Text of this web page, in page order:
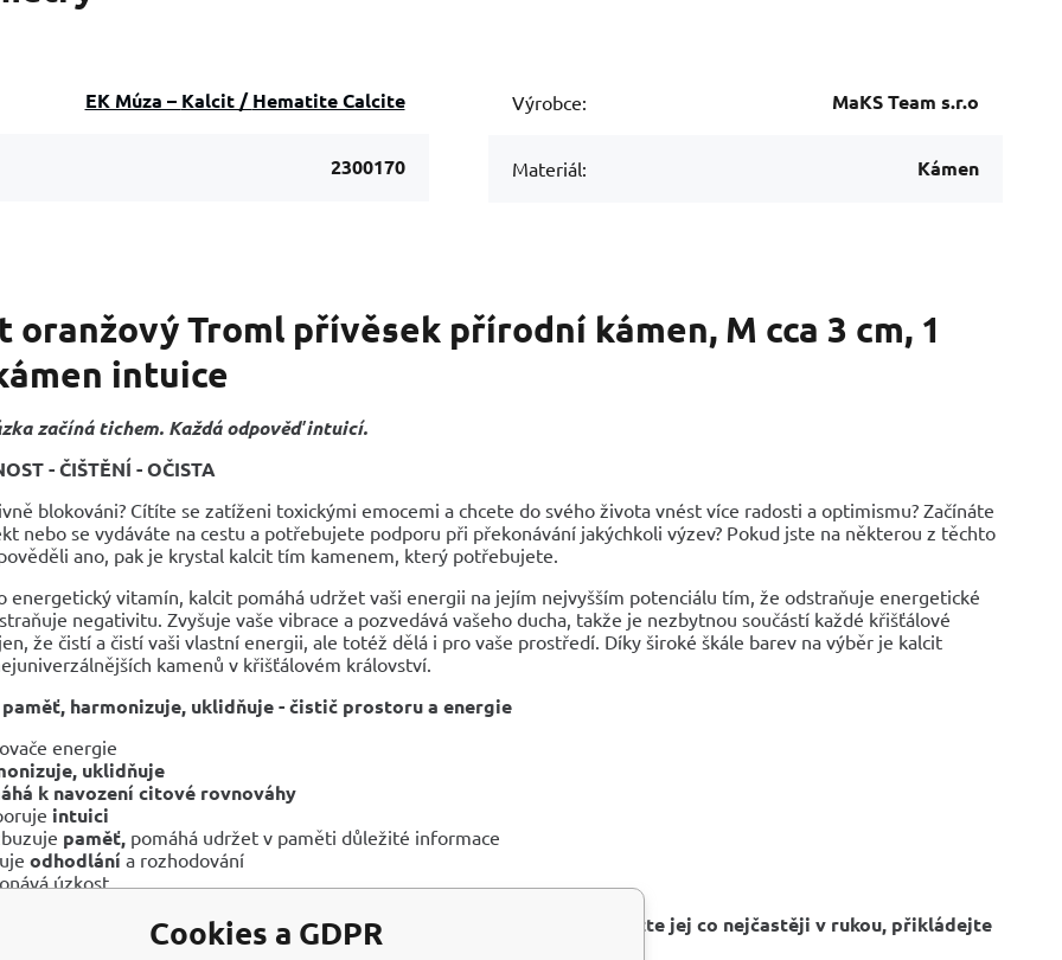
EK Múza – Kalcit / Hematite Calcite
2300170
Výrobce: MaKS Team s.r.o
Materiál: Kámen
oranžový Troml přívěsek přírodní kámen, M cca 3 cm, 1
intuice
začíná tichem. Každá odpověď intuicí.
- ČIŠTĚNÍ - OČISTA
blokováni? Cítíte se zatíženi toxickými emocemi a chcete do svého života vnést více radosti a optimismu? Začínáte
nebo se vydáváte na cestu a potřebujete podporu při překonávání jakýchkoli výzev? Pokud jste na některou z těchto
ano, pak je krystal kalcit tím kamenem, který potřebujete.
energetický vitamín, kalcit pomáhá udržet vaši energii na jejím nejvyšším potenciálu tím, že odstraňuje energetické
negativitu. Zvyšuje vaše vibrace a pozvedává vašeho ducha, takže je nezbytnou součástí každé křišťálové
že čistí a čistí vaši vlastní energii, ale totéž dělá i pro vaše prostředí. Díky široké škále barev na výběr je kalcit
kamenů v křišťálovém království.
harmonizuje, uklidňuje - čistič prostoru a energie
energie
uklidňuje
k navození citové rovnováhy
intuici
paměť, pomáhá udržet v paměti důležité informace
odhodlání a rozhodování
úzkost
požadovaného výsledku, musíte se s kalcitem neustále stýkat: držte jej co nejčastěji v rukou, přikládejte
místo a noste blíže k tělu, například na řetízku.
Cookies a GDPR